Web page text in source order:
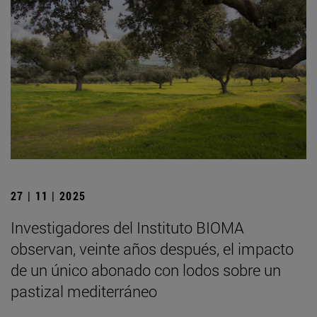
27 | 11 | 2025
Investigadores del Instituto BIOMA
observan, veinte años después, el impacto
de un único abonado con lodos sobre un
pastizal mediterráneo